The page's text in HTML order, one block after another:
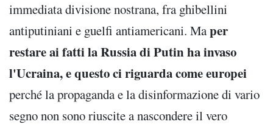
immediata divisione nostrana, fra ghibellini
antiputiniani e guelfi antiamericani. Maper
restare ai fatti la Russia di Putin ha invaso
l'Ucraina, e questo ci riguarda come europei
perché la propaganda e la disinformazione di vario
segno non sono riuscite a nascondere il vero